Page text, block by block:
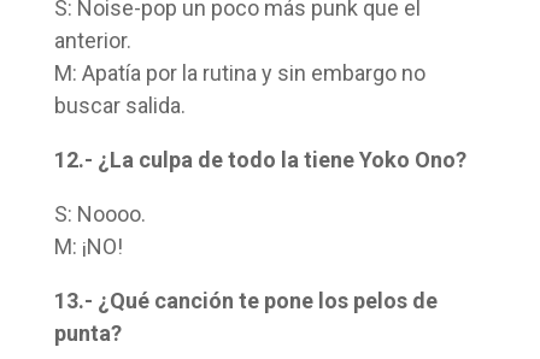
S: Noise-pop un poco más punk que el
anterior.
M: Apatía por la rutina y sin embargo no
buscar salida.
12.- ¿La culpa de todo la tiene Yoko Ono?
S: Noooo.
M: ¡NO!
13.- ¿Qué canción te pone los pelos de
punta?